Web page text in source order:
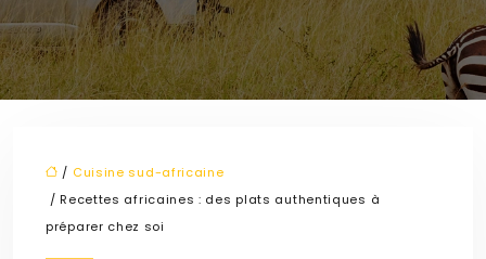
/ Cuisine sud-africaine
/ Recettes africaines : des plats authentiques à
préparer chez soi